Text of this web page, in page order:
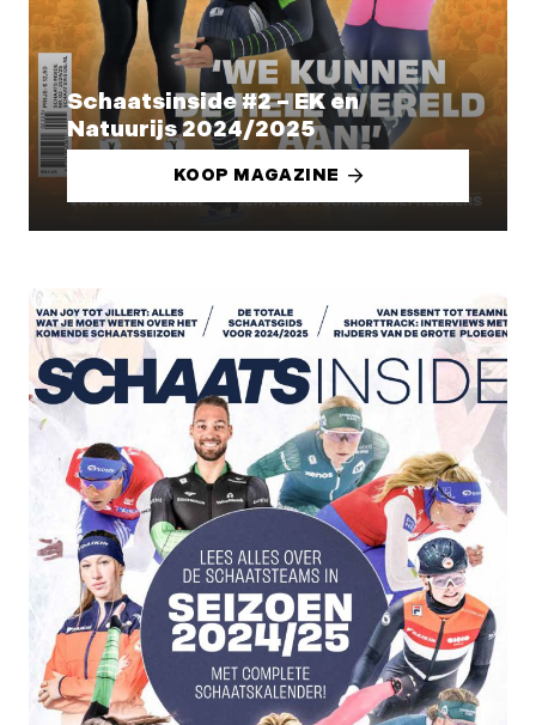
Schaatsinside #2 – EK en
Natuurijs 2024/2025
KOOP MAGAZINE